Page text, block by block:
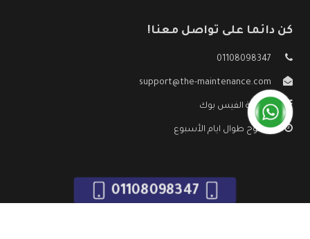
كن دائما على تواصل معنا!
01108098347
support@the-maintenance.com
صفحة الفيس بوك
مفتوح طوال ايام الأسبوع
01108098347